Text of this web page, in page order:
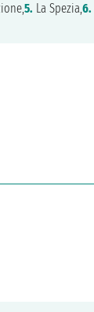
5. La Spezia,6.